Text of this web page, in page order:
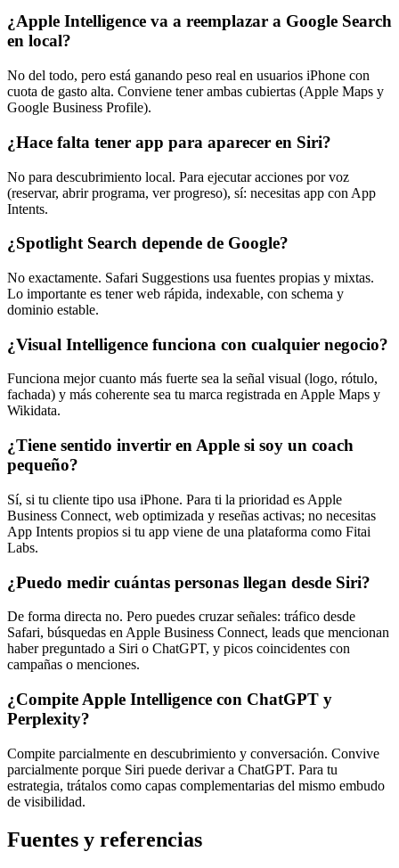
¿Apple Intelligence va a reemplazar a Google Search
en local?
No del todo, pero está ganando peso real en usuarios iPhone con
cuota de gasto alta. Conviene tener ambas cubiertas (Apple Maps y
Google Business Profile).
¿Hace falta tener app para aparecer en Siri?
No para descubrimiento local. Para ejecutar acciones por voz
(reservar, abrir programa, ver progreso), sí: necesitas app con App
Intents.
¿Spotlight Search depende de Google?
No exactamente. Safari Suggestions usa fuentes propias y mixtas.
Lo importante es tener web rápida, indexable, con schema y
dominio estable.
¿Visual Intelligence funciona con cualquier negocio?
Funciona mejor cuanto más fuerte sea la señal visual (logo, rótulo,
fachada) y más coherente sea tu marca registrada en Apple Maps y
Wikidata.
¿Tiene sentido invertir en Apple si soy un coach
pequeño?
Sí, si tu cliente tipo usa iPhone. Para ti la prioridad es Apple
Business Connect, web optimizada y reseñas activas; no necesitas
App Intents propios si tu app viene de una plataforma como Fitai
Labs.
¿Puedo medir cuántas personas llegan desde Siri?
De forma directa no. Pero puedes cruzar señales: tráfico desde
Safari, búsquedas en Apple Business Connect, leads que mencionan
haber preguntado a Siri o ChatGPT, y picos coincidentes con
campañas o menciones.
¿Compite Apple Intelligence con ChatGPT y
Perplexity?
Compite parcialmente en descubrimiento y conversación. Convive
parcialmente porque Siri puede derivar a ChatGPT. Para tu
estrategia, trátalos como capas complementarias del mismo embudo
de visibilidad.
Fuentes y referencias